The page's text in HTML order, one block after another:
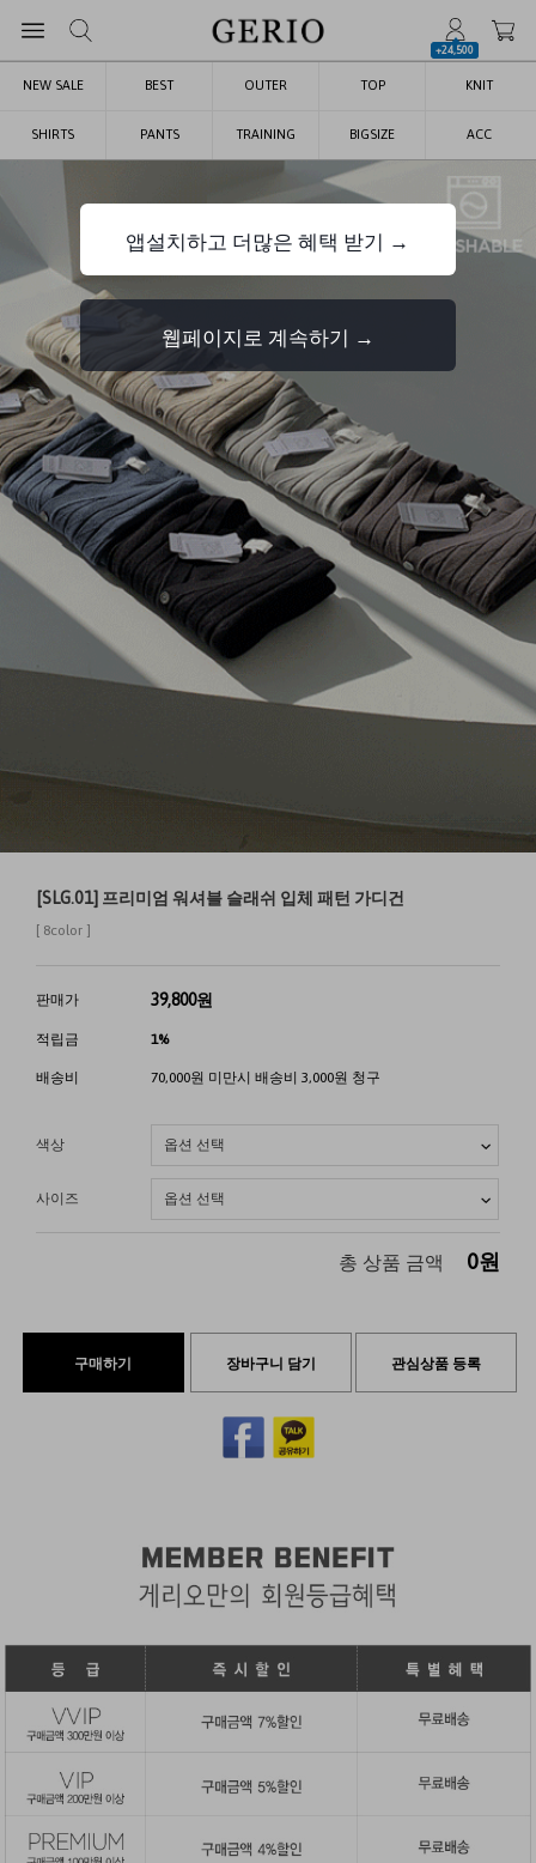
+24,500
NEW SALE BEST OUTER TOP KNIT
SHIRTS PANTS TRAINING BIGSIZE ACC
[SLG.01] 프리미엄 워셔블 슬래쉬 입체 패턴 가디건
[ 8color ]
판매가 39,800원
적립금 1%
배송비 70,000원 미만시 배송비 3,000원 청구
색상
사이즈
총 상품 금액 0원
구매하기 장바구니 담기 관심상품 등록
앱설치하고 더많은 혜택 받기 →
웹페이지로 계속하기 →